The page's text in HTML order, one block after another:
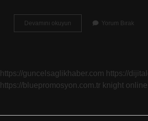
Devamını okuyun
Belleğin
Yorum Bırak
https://guncelsaglikhaber.com https://
https://bluepromosyon.com.tr knight online